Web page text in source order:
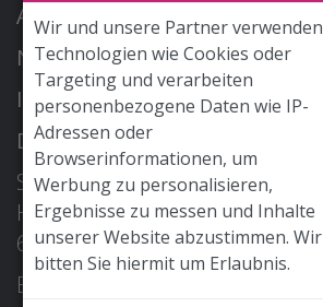
Wir und unsere Partner verwenden
Technologien wie Cookies oder
Targeting und verarbeiten
personenbezogene Daten wie IP-
Adressen oder
Browserinformationen, um
Werbung zu personalisieren,
Ergebnisse zu messen und Inhalte
unserer Website abzustimmen. Wir
bitten Sie hiermit um Erlaubnis.
AGB
Newsletter
Impressum
Datenschutz
STOFF & LIEBE GmbH
Hohe Str. 2
68526 Ladenburg
E-Mail: info@stoffundliebe.de